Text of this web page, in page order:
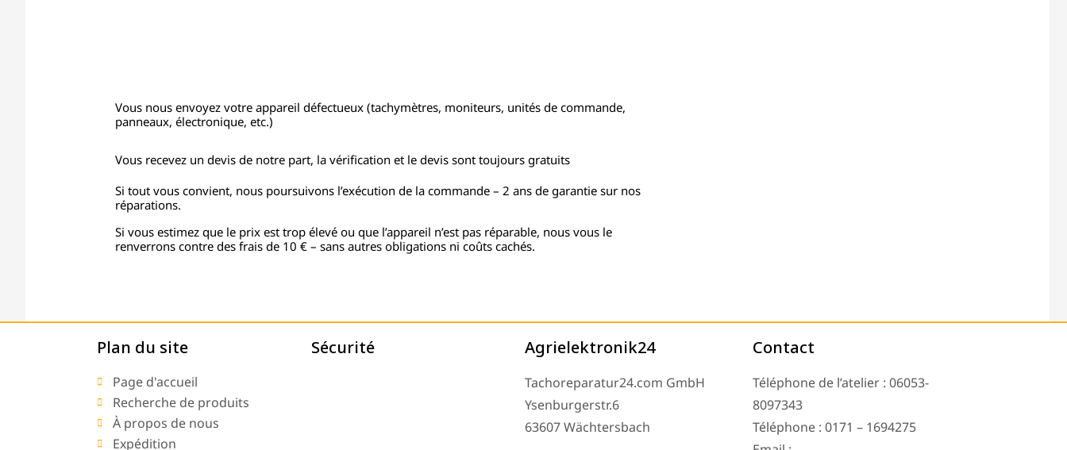
Vous nous envoyez votre appareil défectueux (tachymètres, moniteurs, unités de commande,
panneaux, électronique, etc.)
Vous recevez un devis de notre part, la vérification et le devis sont toujours gratuits
Si tout vous convient, nous poursuivons l’exécution de la commande – 2 ans de garantie sur nos
réparations.
Si vous estimez que le prix est trop élevé ou que l’appareil n’est pas réparable, nous vous le
renverrons contre des frais de 10 € – sans autres obligations ni coûts cachés.
Plan du site
Page d'accueil
Recherche de produits
À propos de nous
Expédition
Sécurité Agrielektronik24
Tachoreparatur24.com GmbH
Ysenburgerstr.6
63607 Wächtersbach
Contact
Téléphone de l’atelier : 06053-
8097343
Téléphone : 0171 – 1694275